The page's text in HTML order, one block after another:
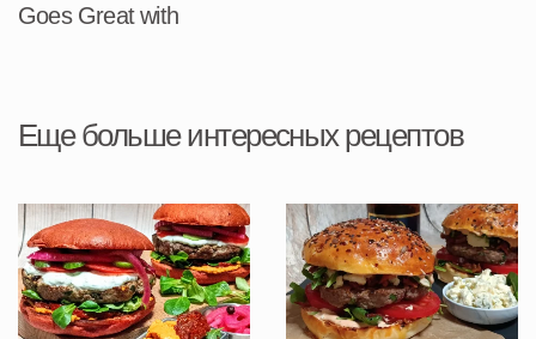
Goes Great with
Еще больше интересных рецептов